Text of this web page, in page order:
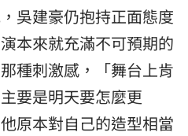
吳建豪仍抱持正面態度
本來就充滿不可預期的
種刺激感，「舞台上肯
要是明天要怎麼更
原本對自己的造型相當